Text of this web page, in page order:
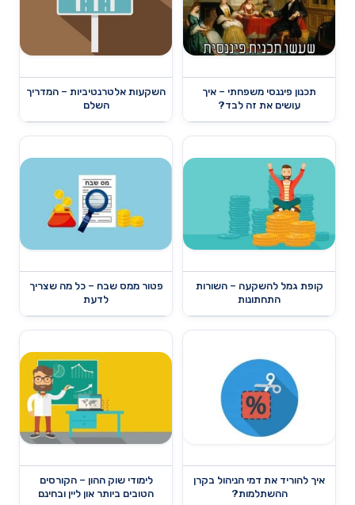
תכנון פיננסי משפחתי – איך
עושים את זה לבד?
השקעות אלטרנטיביות – המדריך
השלם
קופת גמל להשקעה – השורות
התחתונות
פטור ממס שבח – כל מה שצריך
לדעת
איך להוריד את דמי הניהול בקרן
ההשתלמות?
לימודי שוק ההון – הקורסים
הטובים ביותר און ליין ובחינם